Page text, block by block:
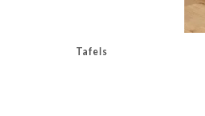
Tafels